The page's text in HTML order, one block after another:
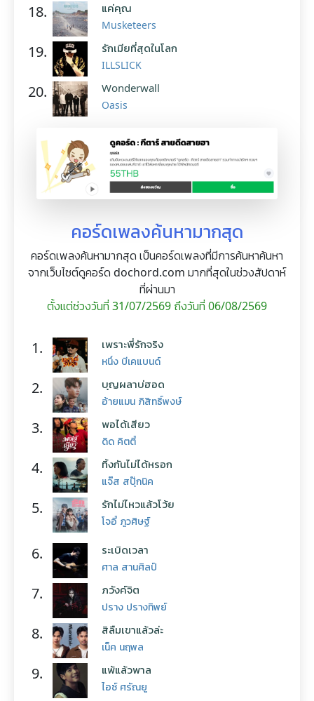
18. แค่คุณ
Musketeers
19. รักเมียที่สุดในโลก
ILLSLICK
20. Wonderwall
Oasis
คอร์ดเพลงค้นหามากสุด
คอร์ดเพลงค้นหามากสุด เป็นคอร์ดเพลงที่มีการค้นหาค้นหา
จากเว็บไซต์ดูคอร์ด dochord.com มากที่สุดในช่วงสัปดาห์
ที่ผ่านมา
ตั้งแต่ช่วงวันที่ 31/07/2569 ถึงวันที่ 06/08/2569
1. เพราะพี่รักจริง
หนึ่ง บีเคแบนด์
2. บุญผลาบ่ฮอด
อ้ายแมน ภิสิทธิ์พงษ์
3. พอได้เสียว
ดิด คิตตี้
4. ทิ้งกันไม่ได้หรอก
แจ๊ส สปุ๊กนิค
5. รักไม่ไหวแล้วโว้ย
โจอี้ ภูวศิษฐ์
6. ระเบิดเวลา
ศาล สานศิลป์
7. ภวังค์จิต
ปราง ปรางทิพย์
8. สิลืมเขาแล้วล่ะ
เน็ค นฤพล
9. แพ้แล้วพาล
ไอซ์ ศรัณยู